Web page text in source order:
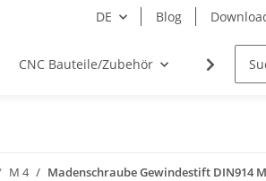
DE Blog
CNC Bauteile/Zubehör Elektro
M 4 Madenschraube Gewindestift DIN914